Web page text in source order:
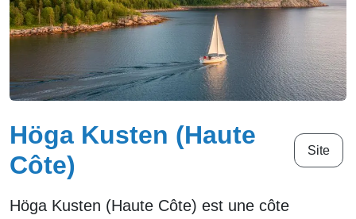
Höga Kusten (Haute
Côte)
Site
Höga Kusten (Haute Côte) est une côte